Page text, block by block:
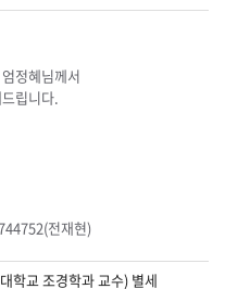
정혜님께서
립니다.
전재현)
주대학교 조경학과 교수) 별세